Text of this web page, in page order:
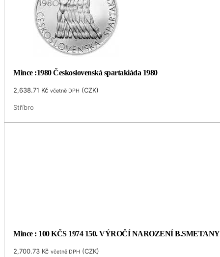
Mince :1980 Československá spartakiáda 1980
2,638.71 Kč včetně DPH (CZK)
Stříbro
Mince : 100 KČS 1974 150. VÝROČÍ NAROZENÍ B.SMETANY
2,700.73 Kč včetně DPH (CZK)